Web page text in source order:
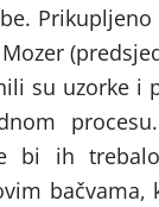
su uzorke i
bi ih
bačvama,